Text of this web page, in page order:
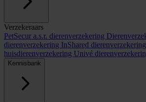
Verzekeraars
PetSecur a.s.r. dierenverzekering
dierenverzekering InShared dierenverzekering
huisdierenverzekering Univé
Kennisbank